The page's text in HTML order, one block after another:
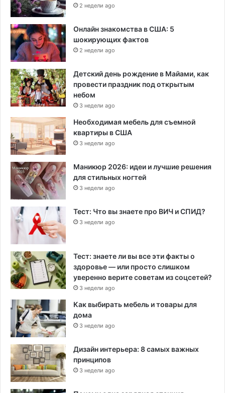
2 недели ago
Онлайн знакомства в США: 5
шокирующих фактов
2 недели ago
Детский день рождение в Майами, как
провести праздник под открытым
небом
3 недели ago
Необходимая мебель для съемной
квартиры в США
3 недели ago
Маникюр 2026: идеи и лучшие решения
для стильных ногтей
3 недели ago
Тест: Что вы знаете про ВИЧ и СПИД?
3 недели ago
Тест: знаете ли вы все эти факты о
здоровье — или просто слишком
уверенно верите советам из соцсетей?
3 недели ago
Как выбирать мебель и товары для
дома
3 недели ago
Дизайн интерьера: 8 самых важных
принципов
3 недели ago